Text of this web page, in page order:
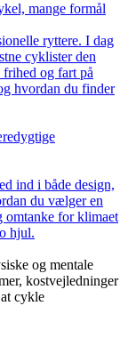
mange formål
ryttere. I dag
cyklister den
og fart på
hvordan du finder
ind i både design,
du vælger en
omtanke for klimaet
hjul.
og mentale
kostvejledninger
cykle